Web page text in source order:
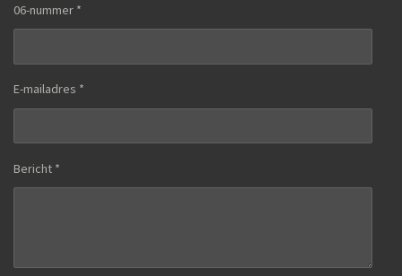
06-nummer *
E-mailadres *
Bericht *